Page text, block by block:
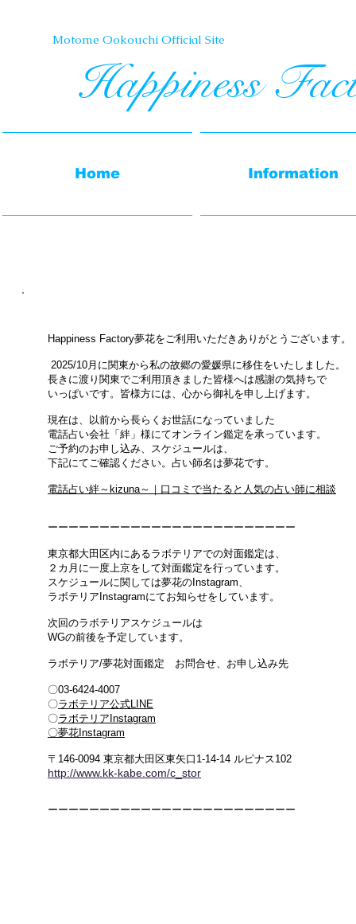
Happiness Factory夢花をご利用いただきありがとうございます。
2025/10月に関東から私の故郷の愛媛県に移住をいたしました。
長きに渡り関東でご利用頂きました皆様へは感謝の気持ちで
​いっぱいです。皆様方には、 心から御礼を申し上げます。
現在は、以前から長らくお世話になっていました
電話占い会社「絆」様にてオンライン鑑定を承っています。
ご予約のお申し込み、スケジュールは、
下記にてご確認ください。 占い師名は夢花です。
電話占い絆～kizuna～｜口コミで当たると人気の占い師に相談
ーーーーーーーーーーーーーーーーーーーーーーーー
東京都大田区内にあるラボテリアでの対面鑑定は、
２カ月に一度上京をして対面鑑定を行っています。
スケジュールに関しては夢花のInstagram、
ラボテリアInstagramにてお知らせをしています。
次回のラボテリアスケジュールは
​WGの前後を予定しています。
ラボテリア/夢花対面鑑定 お問合せ、お申し込み先
〇03-6424-4007
​〇ラボテリア公式LINE
〇ラボテリアInstagram
​〇夢花Instagram
〒146-0094 東京都大田区東矢口1-14-14 ルピナス102
http://www.kk-kabe.com/c_stor
ーーーーーーーーーーーーーーーーーーーーーーーー
Home Information
Motome Ookouchi Official Site​
Happiness